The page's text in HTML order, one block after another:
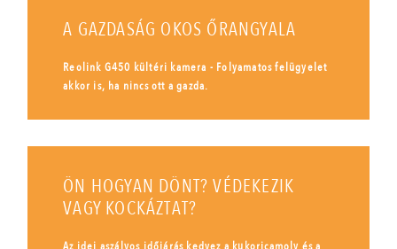
A GAZDASÁG OKOS ŐRANGYALA
Reolink G450 kültéri kamera - Folyamatos felügyelet
akkor is, ha nincs ott a gazda.
ÖN HOGYAN DÖNT? VÉDEKEZIK
VAGY KOCKÁZTAT?